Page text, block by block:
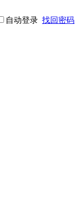
自动登录 找回密码